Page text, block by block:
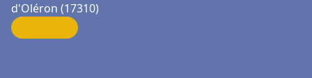
d'Oléron (17310)